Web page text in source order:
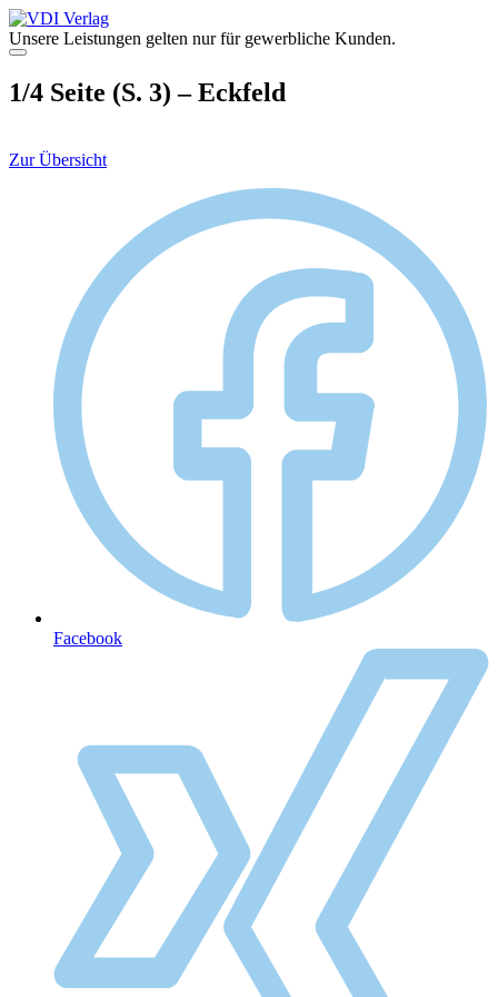
Zum
Inhalt
springen
Unsere Leistungen gelten nur für gewerbliche Kunden.
Menü
1/4 Seite (S. 3) – Eckfeld
Zur Übersicht
Facebook